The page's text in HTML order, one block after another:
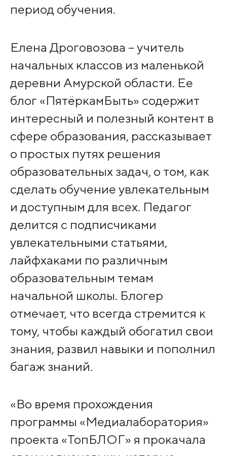
период обучения.
Елена Дроговозова – учитель
начальных классов из маленькой
деревни Амурской области. Ее
блог «ПятëркамБыть» содержит
интересный и полезный контент в
сфере образования, рассказывает
о простых путях решения
образовательных задач, о том, как
сделать обучение увлекательным
и доступным для всех. Педагог
делится с подписчиками
увлекательными статьями,
лайфхаками по различным
образовательным темам
начальной школы. Блогер
отмечает, что всегда стремится к
тому, чтобы каждый обогатил свои
знания, развил навыки и пополнил
багаж знаний.
«Во время прохождения
программы «Медиалаборатория»
проекта «ТопБЛОГ» я прокачала